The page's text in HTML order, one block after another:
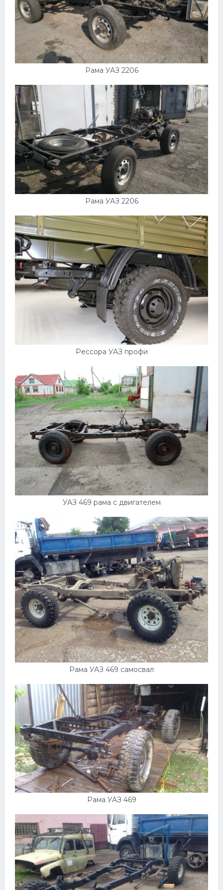
Рама УАЗ 2206
Рама УАЗ 2206
Рессора УАЗ профи
УАЗ 469 рама с двигателем
Рама УАЗ 469 самосвал
Рама УАЗ 469
Мазда
Самокаты
Велосипеды
Рено
Хендай
Лимузины
Камаз
Автобусы
Хонда
Грузовики
УАЗ
Кадиллак
Автокемпер
Феррари
Поезда
Додж
Эмблемы
Спецтехника